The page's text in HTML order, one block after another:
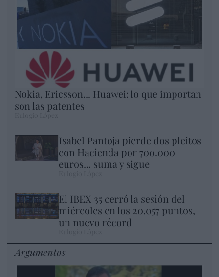
Nokia, Ericsson... Huawei: lo que importan
son las patentes
Isabel Pantoja pierde dos pleitos
con Hacienda por 700.000
euros... suma y sigue
El IBEX 35 cerró la sesión del
miércoles en los 20.057 puntos,
un nuevo récord
Argumentos